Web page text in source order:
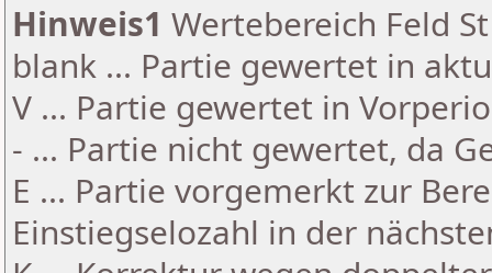
Hinweis1 Wertebereich Feld
blank ... Partie gewertet in
V ... Partie gewertet in
- ... Partie nicht gewertet, da
E ... Partie vorgemerkt zur
Einstiegselozahl in der